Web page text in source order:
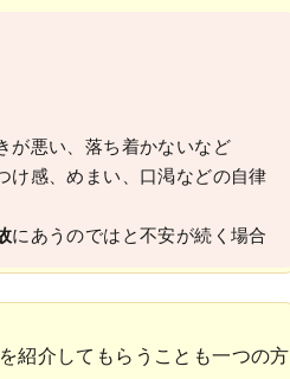
が悪い、落ち着かないなど
け感、めまい、口渇などの自律
にあうのではと不安が続く場合
紹介してもらうことも一つの方